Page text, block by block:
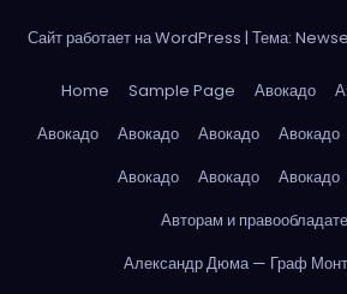
Сайт работает на WordPress | Тема:
Home Sample Page Авокадо
Авокадо
Авокадо Авокадо Авокадо
Авокадо
Авокадо Авокадо
Авторам и
Александр Дюма — Граф